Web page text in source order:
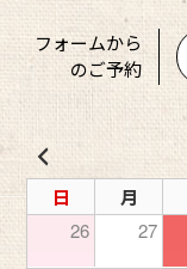
フォームから
のご予約
日 月
26
27